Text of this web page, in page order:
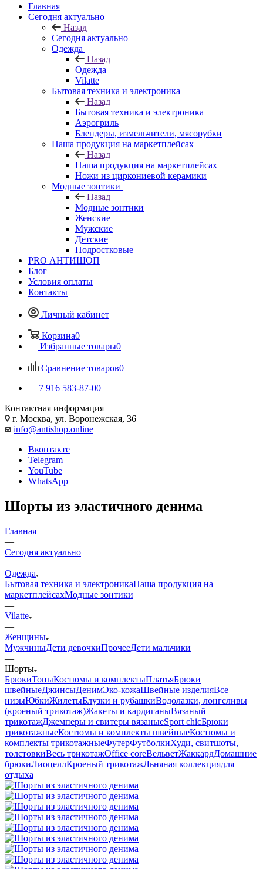
Главная
Сегодня актуально
Назад
Сегодня актуально
Одежда
Назад
Одежда
Vilatte
Бытовая техника и электроника
Назад
Бытовая техника и электроника
Аэрогриль
Блендеры, измельчители, мясорубки
Наша продукция на маркетплейсах
Назад
Наша продукция на маркетплейсах
Ножи из циркониевой керамики
Модные зонтики
Назад
Модные зонтики
Женские
Мужские
Детские
Подростковые
PRO АНТИШОП
Блог
Условия оплаты
Контакты
Личный кабинет
Корзина0
Избранные товары0
Сравнение товаров0
+7 916 583-87-00
Контактная информация
г. Москва, ул. Воронежская, 36
info@antishop.online
Вконтакте
Telegram
YouTube
WhatsApp
Шорты из эластичного денима
Главная
—
Сегодня актуально
—
Одежда
Бытовая техника и электроникаНаша продукция на
маркетплейсахМодные зонтики
—
Vilatte
—
Женщины
МужчиныДети девочкиПрочееДети мальчики
—
Шорты
БрюкиТопыКостюмы и комплектыПлатьяБрюки
швейныеДжинсыДенимЭко-кожаШвейные изделияВсе
низыЮбкиЖилетыБлузки и рубашкиВодолазки, лонгсливы
(кроеный трикотаж)Жакеты и кардиганыВязаный
трикотажДжемперы и свитеры вязаныеSport chicБрюки
трикотажныеКостюмы и комплекты швейныеКостюмы и
комплекты трикотажныеФутерФутболкиХуди, свитшоты,
толстовкиВесь трикотажOffice coreВельветЖаккардДомашние
брюкиЛиоцеллКроеный трикотажЛьняная коллекциядля
отдыха